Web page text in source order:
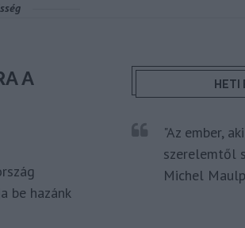
A
be hazánk
HETI
"Az ember,
szerelemtől
Michel